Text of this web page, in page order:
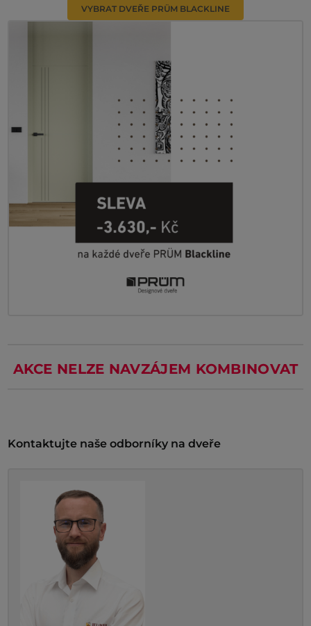
VYBRAT DVEŘE PRÜM BLACKLINE
AKCE NELZE NAVZÁJEM KOMBINOVAT
Kontaktujte naše odborníky na dveře